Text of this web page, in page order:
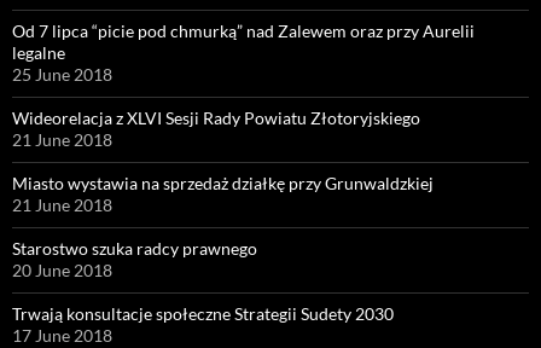
Od 7 lipca “picie pod chmurką” nad Zalewem oraz przy Aurelii
legalne
25 June 2018
Wideorelacja z XLVI Sesji Rady Powiatu Złotoryjskiego
21 June 2018
Miasto wystawia na sprzedaż działkę przy Grunwaldzkiej
21 June 2018
Starostwo szuka radcy prawnego
20 June 2018
Trwają konsultacje społeczne Strategii Sudety 2030
17 June 2018